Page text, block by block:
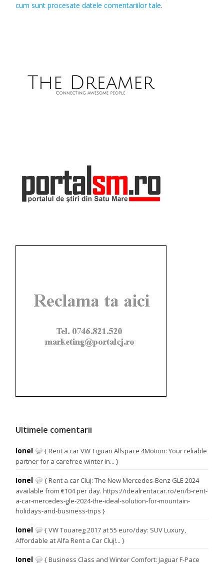
cum sunt procesate datele comentariilor tale.
Ultimele comentarii
Ionel
{ Rent a car VW Tiguan Allspace 4Motion: Your reliable
partner for a carefree winter in... }
Ionel
{ Rent a car Cluj: The New Mercedes-Benz GLE 2024
available from €104 per day. https://idealrentacar.ro/en/b-rent-
a-car-mercedes-gle-2024-the-ideal-solution-for-mountain-
holidays-and-business-trips }
Ionel
{ VW Touareg 2017 at 55 euro/day: SUV Luxury,
Affordable at Alfa Rent a Car Cluj!... }
Ionel
{ Business Class and Winter Comfort: Jaguar F-Pace